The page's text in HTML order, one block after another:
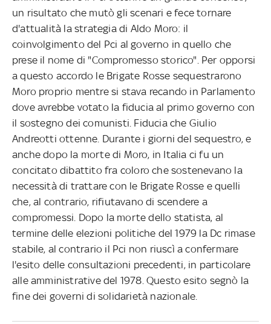
un risultato che mutò gli scenari e fece tornare
d'attualità la strategia di Aldo Moro: il
coinvolgimento del Pci al governo in quello che
prese il nome di "Compromesso storico". Per opporsi
a questo accordo le Brigate Rosse sequestrarono
Moro proprio mentre si stava recando in Parlamento
dove avrebbe votato la fiducia al primo governo con
il sostegno dei comunisti. Fiducia che Giulio
Andreotti ottenne. Durante i giorni del sequestro, e
anche dopo la morte di Moro, in Italia ci fu un
concitato dibattito fra coloro che sostenevano la
necessità di trattare con le Brigate Rosse e quelli
che, al contrario, rifiutavano di scendere a
compromessi. Dopo la morte dello statista, al
termine delle elezioni politiche del 1979 la Dc rimase
stabile, al contrario il Pci non riuscì a confermare
l'esito delle consultazioni precedenti, in particolare
alle amministrative del 1978. Questo esito segnò la
fine dei governi di solidarietà nazionale.